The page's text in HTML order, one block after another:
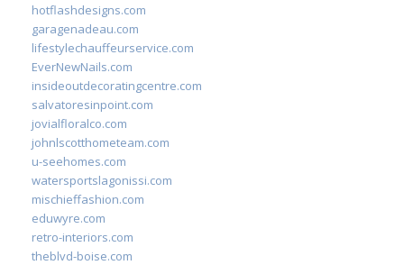
hotflashdesigns.com
garagenadeau.com
lifestylechauffeurservice.com
EverNewNails.com
insideoutdecoratingcentre.com
salvatoresinpoint.com
jovialfloralco.com
johnlscotthometeam.com
u-seehomes.com
watersportslagonissi.com
mischieffashion.com
eduwyre.com
retro-interiors.com
theblvd-boise.com